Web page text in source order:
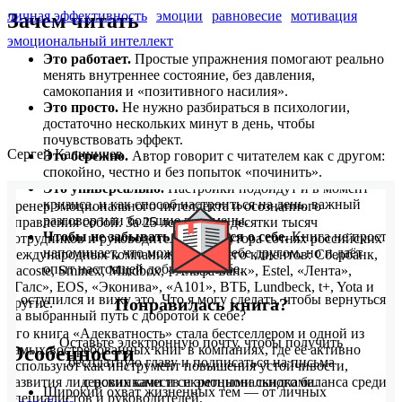
Зачем читать
Это работает. Простые упражнения помогают реально
менять внутреннее состояние, без давления,
самокопания и «позитивного насилия».
Это просто. Не нужно разбираться в психологии,
достаточно нескольких минут в день, чтобы
почувствовать эффект.
Это бережно. Автор говорит с читателем как с другом:
спокойно, честно и без попыток «починить».
Это универсально. Настройки подойдут и в момент
кризиса, и как способ настроиться на день, важный
разговор или большие перемены.
Чтобы не забывать заботиться о себе.Книга не просто
напоминает, что можно быть себе другом, но и даёт
опыт настоящей доброты к себе.
Я оступился и вижу это. Что я могу сделать, чтобы вернуться
на выбранный путь с добротой к себе?
Особенности
Широкий охват жизненных тем — от личных
личная эффективность эмоции равновесие мотивация
эмоциональный интеллект
Сергей Калиничев
Тренер эмоционального интеллекта и осознанного
управления собой. За 25 лет обучил десятки тысяч
сотрудников и руководителей в полутора сотнях российских и
международных компаниях. Среди его клиентов: Сбербанк,
Lacoste, Sminex, Mindbox, «Альфа Банк», Estel, «Лента»,
«Галс», EOS, «Эконива», «А101», ВТБ, Lundbeck, t+, Yota и
другие.
Его книга «Адекватность» стала бестселлером и одной из
самых востребованных книг в компаниях, где её активно
используют как инструмент повышения устойчивости,
развития лидерских качеств и эмоционального баланса среди
специалистов и руководителей.
Понравилась книга?
Оставьте электронную почту, чтобы получить
бесплатную главу и подписаться на письма
с новинками и секретными скидками.